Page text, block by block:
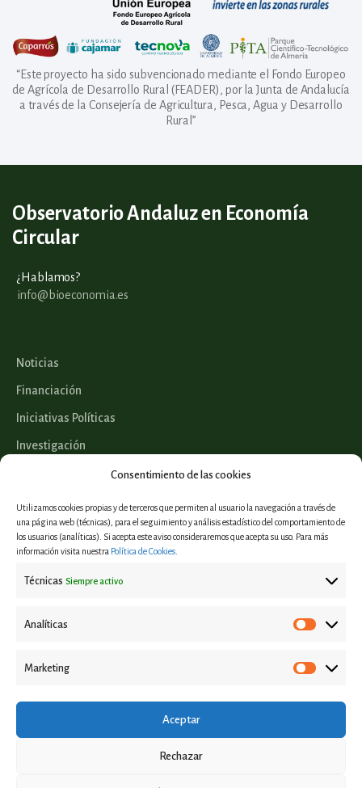
Consentimiento de las cookies
Utilizamos cookies propias y de terceros que permiten al usuario la navegación a través de
una página web (técnicas), para el seguimiento y análisis estadístico del comportamiento de
los usuarios (analíticas). Si acepta este aviso consideraremos que acepta su uso. Para más
información visita nuestra Política de Cookies
Técnicas Siempre activo
Analíticas
Marketing
Aceptar
Rechazar
“Este proyecto ha sido subvencionado mediante el Fondo Europeo
de Agrícola de Desarrollo Rural (FEADER), por la Junta de Andalucía
a través de la Consejería de Agricultura, Pesca, Agua y Desarrollo
Rural”
Observatorio Andaluz en Economía
Circular
¿Hablamos?
info@bioeconomia.es
Noticias
Financiación
Iniciativas Políticas
Investigación
Proyectos
Eventos